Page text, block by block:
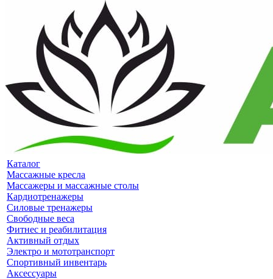
Каталог
Массажные кресла
Массажеры и массажные столы
Кардиотренажеры
Силовые тренажеры
Свободные веса
Фитнес и реабилитация
Активный отдых
Электро и мототранспорт
Спортивный инвентарь
Аксессуары